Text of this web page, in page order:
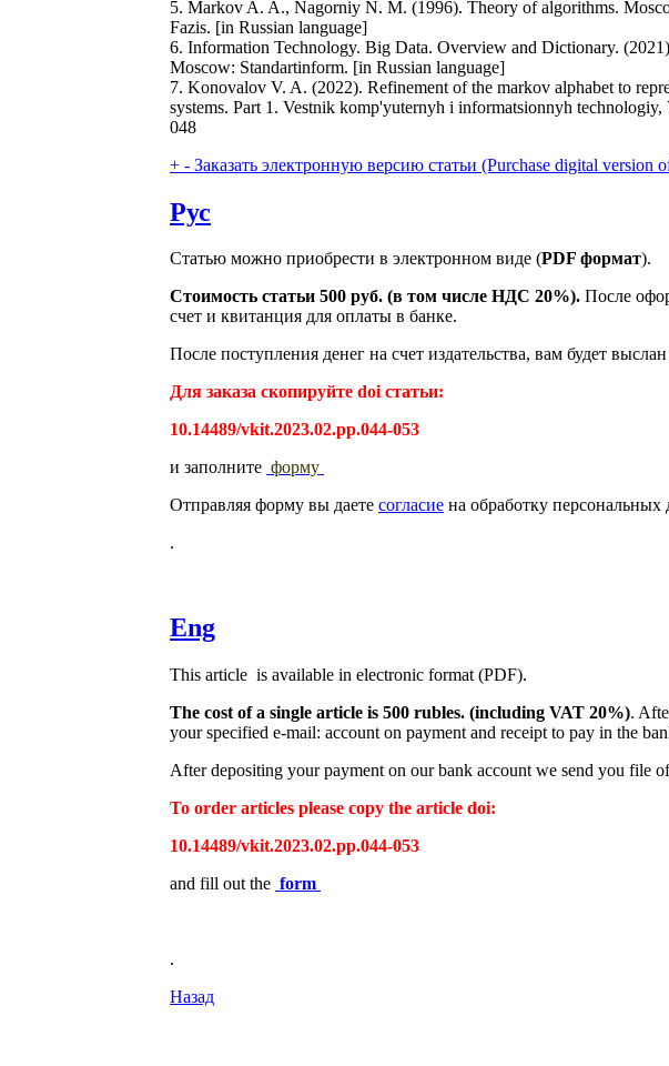
5. Markov A. A., Nagorniy N. M. (1996). Theory of algorithms.
Fazis. [in Russian language]
6. Information Technology. Big Data. Overview and Dictionary.
Moscow: Standartinform. [in Russian language]
7. Konovalov V. A. (2022). Refinement of the markov alphabet to
systems. Part 1. Vestnik komp'yuternyh i informatsionnyh
048
+ - Заказать электронную версию статьи (Purchase digital version
Рус
Статью можно приобрести в электронном виде (PDF формат).
Стоимость статьи 500 руб. (в том числе НДС 20%). После
счет и квитанция для оплаты в банке.
После поступления денег на счет издательства, вам будет
Для заказа скопируйте doi статьи:
10.14489/vkit.2023.02.pp.044-053
и заполните форму
Отправляя форму вы даете согласие на обработку персональных
.
Eng
This article is available in electronic format (PDF).
The cost of a single article is 500 rubles. (including VAT 20%).
your specified e-mail: account on payment and receipt to pay in the
After depositing your payment on our bank account we send you file
To order articles please copy the article doi:
10.14489/vkit.2023.02.pp.044-053
and fill out the form
.
Назад